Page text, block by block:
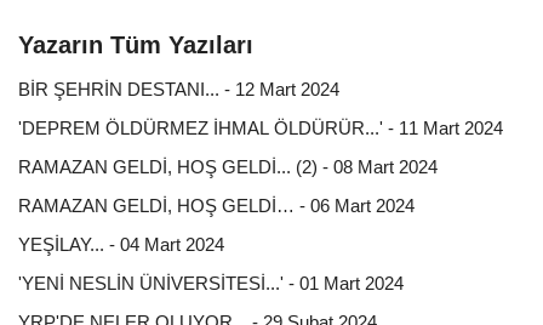
Yazarın Tüm Yazıları
BİR ŞEHRİN DESTANI... - 12 Mart 2024
'DEPREM ÖLDÜRMEZ İHMAL ÖLDÜRÜR...' - 11 Mart 2024
RAMAZAN GELDİ, HOŞ GELDİ... (2) - 08 Mart 2024
RAMAZAN GELDİ, HOŞ GELDİ… - 06 Mart 2024
YEŞİLAY... - 04 Mart 2024
'YENİ NESLİN ÜNİVERSİTESİ...' - 01 Mart 2024